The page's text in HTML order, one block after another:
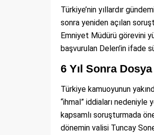
Türkiye’nin yıllardır
sonra yeniden açılan
Emniyet Müdürü görevini
başvurulan Delen’in ifade
6 Yıl Sonra Dosya
Türkiye kamuoyunun
“ihmal” iddiaları nedeniyle
kapsamlı soruşturmada
dönemin valisi Tuncay